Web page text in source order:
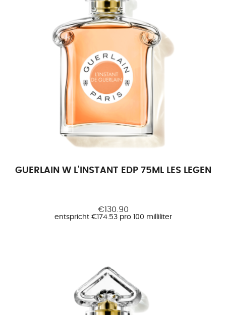
GUERLAIN W L'INSTANT EDP 75ML LES
€130.90
entspricht €174.53 pro 100 milliliter